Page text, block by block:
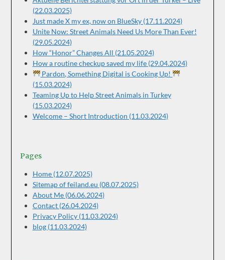
(22.03.2025)
Just made X my ex, now on BlueSky (17.11.2024)
Unite Now: Street Animals Need Us More Than Ever!
(29.05.2024)
How “Honor” Changes All (21.05.2024)
How a routine checkup saved my life (29.04.2024)
Pardon, Something Digital is Cooking Up!
(15.03.2024)
Teaming Up to Help Street Animals in Turkey
(15.03.2024)
Welcome – Short Introduction (11.03.2024)
Pages
Home (12.07.2025)
Sitemap of feiland.eu (08.07.2025)
About Me (06.06.2024)
Contact (26.04.2024)
Privacy Policy (11.03.2024)
blog (11.03.2024)